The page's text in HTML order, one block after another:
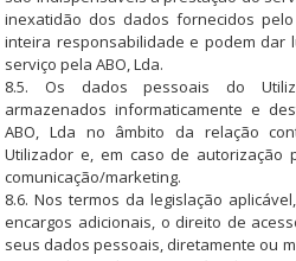
inexatidão dos dados fornecidos
inteira responsabilidade e podem dar
serviço pela ABO, Lda.
8.5. Os dados pessoais do
armazenados informaticamente e
ABO, Lda no âmbito da relação
Utilizador e, em caso de autorização
comunicação/marketing.
8.6. Nos termos da legislação
encargos adicionais, o direito de
seus dados pessoais, diretamente ou